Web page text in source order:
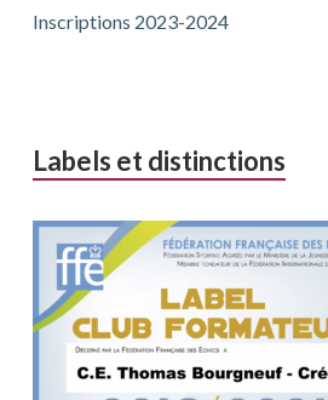
Inscriptions 2023-2024
Labels et distinctions